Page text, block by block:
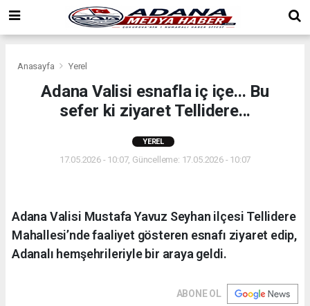
Anasayfa Yerel
Adana Valisi esnafla iç içe... Bu
sefer ki ziyaret Tellidere...
YEREL
17.05.2026 - 10:07, Güncelleme: 17.05.2026 - 10:07
Adana Valisi Mustafa Yavuz Seyhan ilçesi Tellidere
Mahallesi’nde faaliyet gösteren esnafı ziyaret edip,
Adanalı hemşehrileriyle bir araya geldi.
ABONE OL